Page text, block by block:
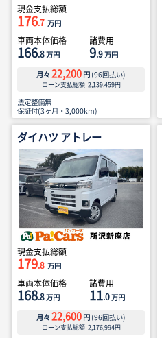
現金支払総額
176.7 万円
車両本体価格
166.8万円
諸費用
9.9万円
月々 22,200 円 (96回払い)
ローン支払総額 2,139,459円
法定整備無
保証付(3ヶ月・3,000km)
ダイハツ アトレー
現金支払総額
179.8 万円
車両本体価格
168.8万円
諸費用
11.0万円
月々 22,600 円 (96回払い)
ローン支払総額 2,176,994円